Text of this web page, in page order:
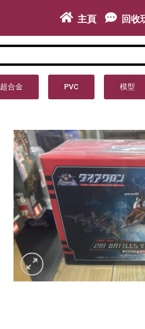
主頁 回收
超合金 PVC 模型